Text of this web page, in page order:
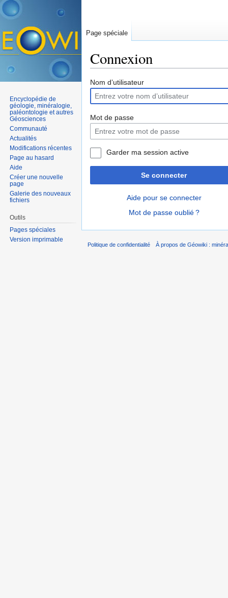
Connexion
Nom d’utilisateur
Mot de passe
Garder ma session active
Se connecter
Aide pour se connecter
Mot de passe oublié ?
Page spéciale
Encyclopédie de
géologie, minéralogie,
paléontologie et autres
Géosciences
Communauté
Actualités
Modifications récentes
Page au hasard
Aide
Créer une nouvelle
page
Galerie des nouveaux
fichiers
Outils
Pages spéciales
Version imprimable
Politique de confidentialité À propos de Géowiki :